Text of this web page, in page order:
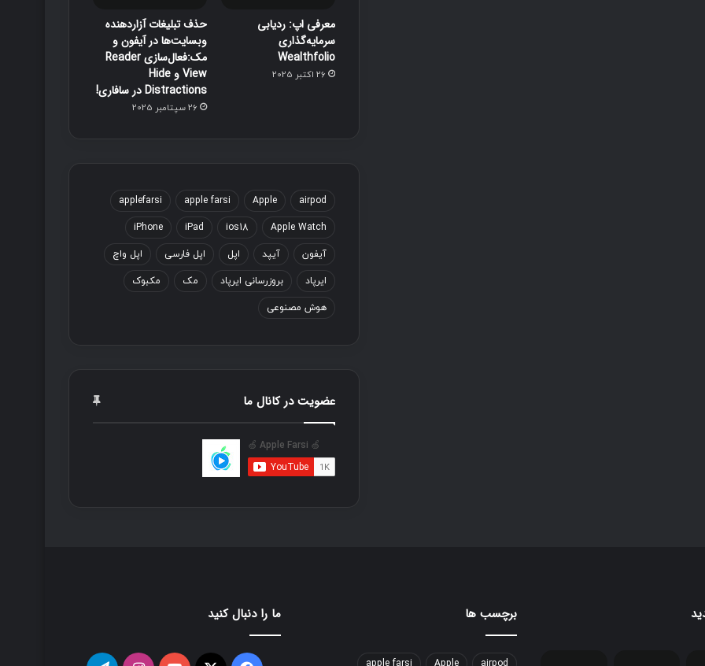
معرفی اپ: ردیابی
سرمایه‌گذاری
Wealthfolio
26 اکتبر 2025
حذف تبلیغات آزاردهنده
وبسایت‌ها در آیفون و
مک:فعال‌سازی Reader
View و Hide
Distractions در سافاری!
26 سپتامبر 2025
airpod
Apple
apple farsi
applefarsi
Apple Watch
ios18
iPad
iPhone
آیفون آیپد اپل اپل فارسی اپل واچ
ایرپاد بروزرسانی ایرپاد مک مکبوک
هوش مصنوعی
عضویت در کانال ما
برچسب ها ما را دنبال کنید